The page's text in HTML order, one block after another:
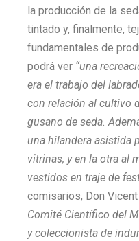
la producción de la
tintado y, finalmente,
fundamentales de
podrá ver “una
era el trabajo del
con relación al cultivo
gusano de seda.
una hilandera asistida
vitrinas, y en la otra al
vestidos en traje de
comisarios, Don
Comité Científico del
y coleccionista de